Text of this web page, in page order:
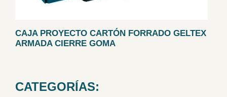
CAJA PROYECTO CARTÓN FORRADO GELTEX
ARMADA CIERRE GOMA
CATEGORÍAS: